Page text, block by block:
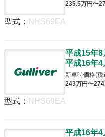
235.5万円〜
型式 : NHS69EA
平成15年8
平成16年4
新車時価格(税
243万円〜274
型式 : NHS69EA
平成16年4